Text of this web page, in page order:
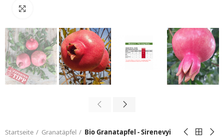
Startseite Granatäpfel Bio Granatapfel - Sirenevyi